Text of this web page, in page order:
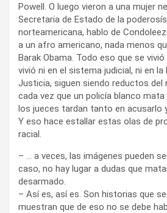
Powell. O luego vieron a una mujer
Secretaria de Estado de la
norteamericana, hablo de
a un afro americano, nada menos
Barak Obama. Todo eso que se
vivió ni en el sistema judicial, ni en la
Justicia, siguen siendo reductos del
cada vez que un policía blanco
los jueces tardan tanto en acusarlo
Y eso hace estallar estas olas de
racial.
– … a veces, las imágenes pueden
caso, no hay lugar a dudas que
desarmado.
– Así es, así es. Son historias que
muestran que de eso no se debe